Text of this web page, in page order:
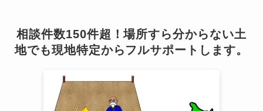
相談件数150件超！場所すら分からない土
地でも現地特定からフルサポートします。